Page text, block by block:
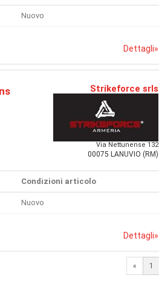
Nuovo
Dettagli»
Strikeforce srls
Via Nettunense 132
00075 LANUVIO (RM)
Condizioni articolo
Nuovo
Dettagli»
« 1